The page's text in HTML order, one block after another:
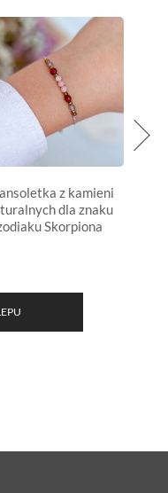
z kamieni
dla znaku
Skorpiona